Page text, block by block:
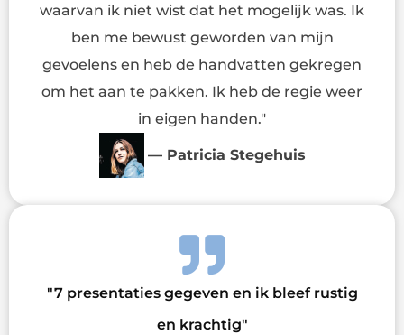
waarvan ik niet wist dat het mogelijk was. Ik
ben me bewust geworden van mijn
gevoelens en heb de handvatten gekregen
om het aan te pakken. Ik heb de regie weer
in eigen handen."
— Patricia Stegehuis
"7 presentaties gegeven en ik bleef rustig
en krachtig"